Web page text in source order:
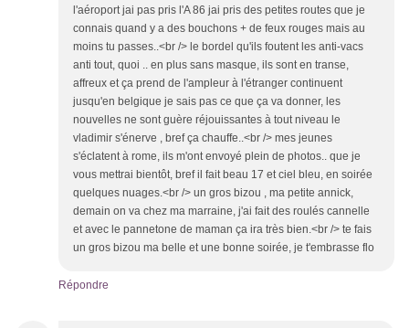
l'aéroport jai pas pris l'A 86 jai pris des petites routes que je
connais quand y a des bouchons + de feux rouges mais au
moins tu passes..<br /> le bordel qu'ils foutent les anti-vacs
anti tout, quoi .. en plus sans masque, ils sont en transe,
affreux et ça prend de l'ampleur à l'étranger continuent
jusqu'en belgique je sais pas ce que ça va donner, les
nouvelles ne sont guère réjouissantes à tout niveau le
vladimir s'énerve , bref ça chauffe..<br /> mes jeunes
s'éclatent à rome, ils m'ont envoyé plein de photos.. que je
vous mettrai bientôt, bref il fait beau 17 et ciel bleu, en soirée
quelques nuages.<br /> un gros bizou , ma petite annick,
demain on va chez ma marraine, j'ai fait des roulés cannelle
et avec le pannetone de maman ça ira très bien.<br /> te fais
un gros bizou ma belle et une bonne soirée, je t'embrasse flo
Répondre